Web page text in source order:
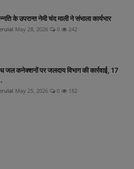
के उपरान्त नेमी चंद माली ने संभाला कार्यभार
May 28, 2026 0 242
जल कनेक्शनों पर जलदाय विभाग की कार्रवाई, 17
May 25, 2026 0 182